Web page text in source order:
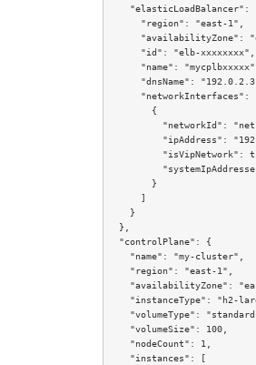
"elasticLoadBalancer":
      "region": "east-1",
"availabilityZone":
      "id": "elb-xxxxxxxx",
"name":
"dnsName":
"networkInterfaces":
        {
"networkId":
"ipAddress":
"isVipNetwork":
        }
      ]
    }
  },
  "controlPlane": {
    "name": "my-cluster",
    "region": "east-1",
"availabilityZone":
"instanceType": "h2-
"volumeType":
    "volumeSize": 100,
    "nodeCount": 1,
    "instances": [